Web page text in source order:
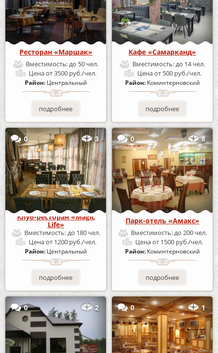
Ресторан «Маршак»
Вместимость:до 50 чел.
Ценаот 3500 руб./чел.
Район: Центральный
подробнее
Кафе «Самарканд»
Вместимость:до 14 чел.
Ценаот 500 руб./чел.
Район: Коминтерновский
подробнее
0 3
Клуб-ресторан «Magic
Life»
Вместимость:до 180 чел.
Ценаот 1200 руб./чел.
Район: Центральный
подробнее
0 8
Парк-отель «Амакс»
Вместимость:до 200 чел.
Ценаот 1500 руб./чел.
Район: Коминтерновский
подробнее
0 2 0 1